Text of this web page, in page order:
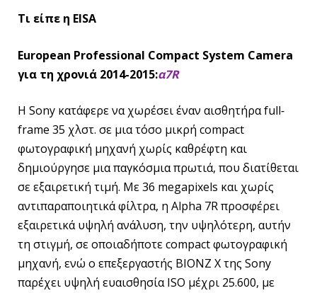
Τι είπε η EISA
European Professional Compact System Camera
για τη χρονιά 2014-2015:α7R
Η Sony κατάφερε να χωρέσει έναν αισθητήρα full‐
frame 35 χλστ. σε μια τόσο μικρή compact
φωτογραφική μηχανή χωρίς καθρέφτη και
δημιούργησε μια παγκόσμια πρωτιά, που διατίθεται
σε εξαιρετική τιμή. Με 36 megapixels και χωρίς
αντιπαραποιητικά φίλτρα, η Alpha 7R προσφέρει
εξαιρετικά υψηλή ανάλυση, την υψηλότερη, αυτήν
τη στιγμή, σε οποιαδήποτε compact φωτογραφική
μηχανή, ενώ ο επεξεργαστής BIONZ X της Sony
παρέχει υψηλή ευαισθησία ISO μέχρι 25.600, με